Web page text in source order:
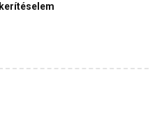
kerítéselem